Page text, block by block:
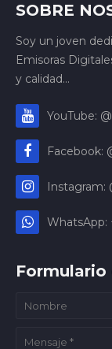
SOBRE
Soy un joven
Emisoras
y calidad...
YouTube:
Facebook:
Instagram:
WhatsApp: